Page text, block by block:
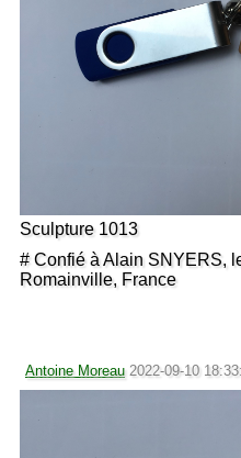
Sculpture 1013
# Confié à Alain SNYERS,
Romainville, France
Antoine Moreau 2022-09-10